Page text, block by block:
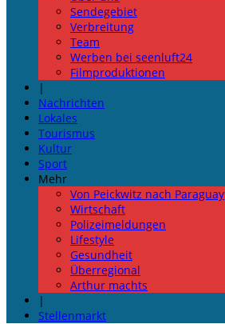
Sendegebiet
Verbreitung
Team
Werben bei seenluft24
Filmproduktionen
|
Nachrichten
Lokales
Tourismus
Kultur
Sport
Mehr
Von Peickwitz nach Paraguay
Wirtschaft
Polizeimeldungen
Lifestyle
Gesundheit
Überregional
Arthur machts
|
Stellenmarkt